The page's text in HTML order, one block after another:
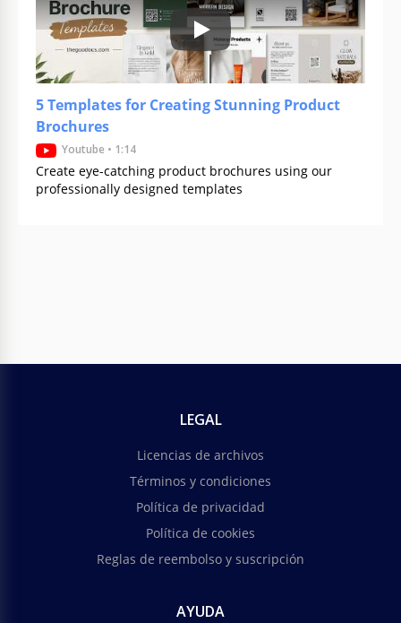
Play: Keynote (Google I/O '18)
5 Templates for Creating Stunning Product
Brochures
Youtube • 1:14
Create eye-catching product brochures using our
professionally designed templates
LEGAL
Licencias de archivos
Términos y condiciones
Política de privacidad
Política de cookies
Reglas de reembolso y suscripción
AYUDA